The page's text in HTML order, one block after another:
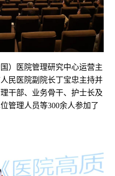
医院管理研究中心运营主
民医院副院长丁宝忠主持并
干部、业务骨干、护士长及
管理人员等300余人参加了